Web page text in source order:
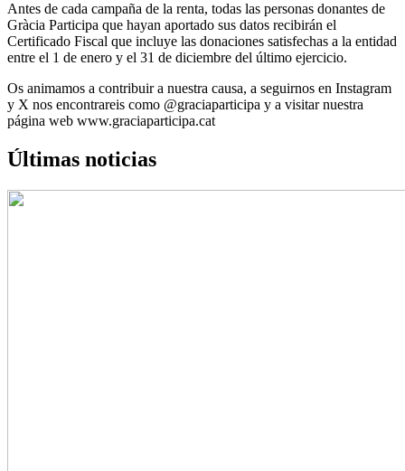
Antes de cada campaña de la renta, todas las personas donantes de
Gràcia Participa que hayan aportado sus datos recibirán el
Certificado Fiscal que incluye las donaciones satisfechas a la entidad
entre el 1 de enero y el 31 de diciembre del último ejercicio.
Os animamos a contribuir a nuestra causa, a seguirnos en Instagram
y X nos encontrareis como @graciaparticipa y a visitar nuestra
página web www.graciaparticipa.cat
Últimas noticias